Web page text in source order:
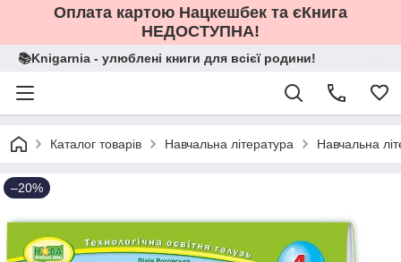
Оплата картою Нацкешбек та єКнига
НЕДОСТУПНА!
📚Knigarnia - улюблені книги для всієї родини!
Каталог товарів Навчальна література Навчальна
–20%